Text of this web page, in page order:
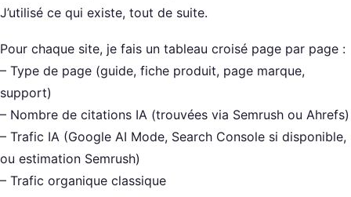
J’utilisé ce qui existe, tout de suite.
Pour chaque site, je fais un tableau croisé page par page :
– Type de page (guide, fiche produit, page marque,
support)
– Nombre de citations IA (trouvées via Semrush ou Ahrefs)
– Trafic IA (Google AI Mode, Search Console si disponible,
ou estimation Semrush)
– Trafic organique classique